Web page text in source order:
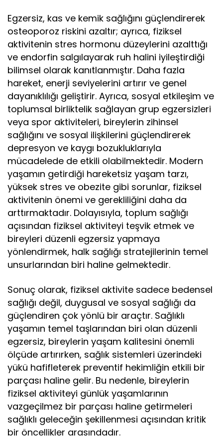
Egzersiz, kas ve kemik sağlığını güçlendirerek
osteoporoz riskini azaltır; ayrıca, fiziksel
aktivitenin stres hormonu düzeylerini azalttığı
ve endorfin salgılayarak ruh halini iyileştirdiği
bilimsel olarak kanıtlanmıştır. Daha fazla
hareket, enerji seviyelerini artırır ve genel
dayanıklılığı geliştirir. Ayrıca, sosyal etkileşim ve
toplumsal birliktelik sağlayan grup egzersizleri
veya spor aktiviteleri, bireylerin zihinsel
sağlığını ve sosyal ilişkilerini güçlendirerek
depresyon ve kaygı bozukluklarıyla
mücadelede de etkili olabilmektedir. Modern
yaşamın getirdiği hareketsiz yaşam tarzı,
yüksek stres ve obezite gibi sorunlar, fiziksel
aktivitenin önemi ve gerekliliğini daha da
arttırmaktadır. Dolayısıyla, toplum sağlığı
açısından fiziksel aktiviteyi teşvik etmek ve
bireyleri düzenli egzersiz yapmaya
yönlendirmek, halk sağlığı stratejilerinin temel
unsurlarından biri haline gelmektedir.
Sonuç olarak, fiziksel aktivite sadece bedensel
sağlığı değil, duygusal ve sosyal sağlığı da
güçlendiren çok yönlü bir araçtır. Sağlıklı
yaşamın temel taşlarından biri olan düzenli
egzersiz, bireylerin yaşam kalitesini önemli
ölçüde artırırken, sağlık sistemleri üzerindeki
yükü hafifleterek preventif hekimliğin etkili bir
parçası haline gelir. Bu nedenle, bireylerin
fiziksel aktiviteyi günlük yaşamlarının
vazgeçilmez bir parçası haline getirmeleri
sağlıklı geleceğin şekillenmesi açısından kritik
bir öncellikler arasındadır.